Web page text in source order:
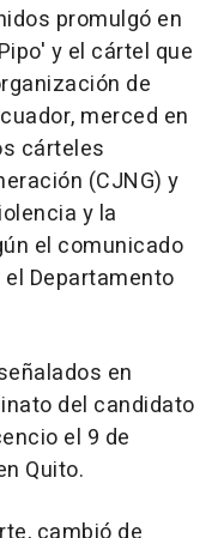
promulgó en
y el cártel que
de
merced en
cárteles
(CJNG) y
y la
el comunicado
Departamento
en
del candidato
el 9 de
Quito.